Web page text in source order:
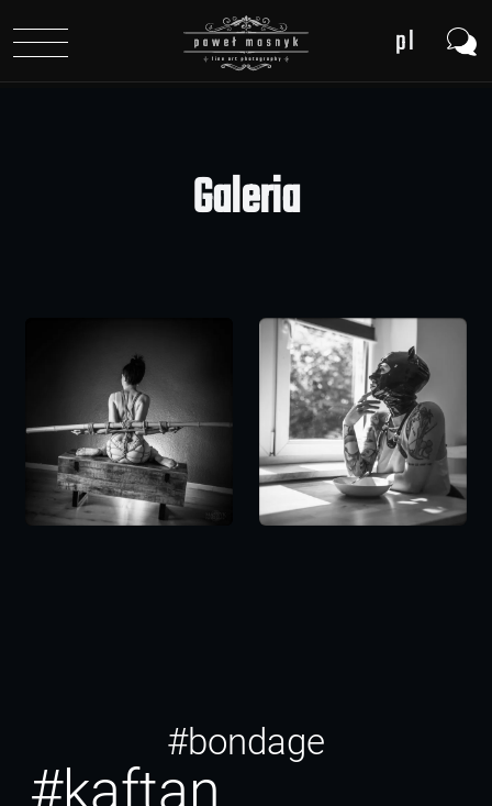
pl
en
Galeria
#bondage
#kaftan